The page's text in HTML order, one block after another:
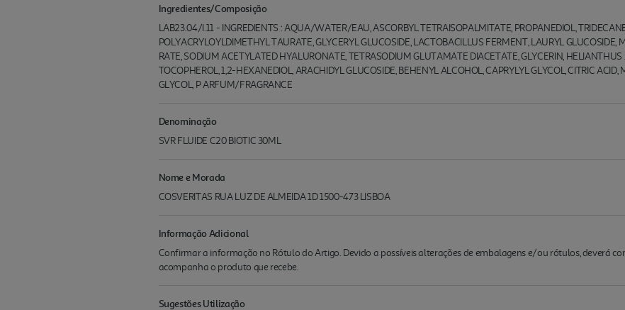
Ingredientes/Composição
LAB23.04/I.11 - INGREDIENTS : AQUA/WATER/EAU, ASCORBYL TETRAISOPALMITATE, PROPANEDIOL,
POLYACRYLOYLDIMETHYL TAURATE, GLYCERYL GLUCOSIDE, LACTOBACILLUS FERMENT, LAURYL GLUCOSIDE,
RATE, SODIUM ACETYLATED HYALURONATE, TETRASODIUM GLUTAMATE DIACETATE, GLYCERIN,
TOCOPHEROL, 1,2-HEXANEDIOL, ARACHIDYL GLUCOSIDE, BEHENYL ALCOHOL, CAPRYLYL GLYCOL, CITRIC ACID,
GLYCOL, P ARFUM/FRAGRANCE
Denominação
SVR FLUIDE C20 BIOTIC 30ML
Nome e Morada
COSVERITAS RUA LUZ DE ALMEIDA 1D 1500-473 LISBOA
Informação Adicional
Confirmar a informação no Rótulo do Artigo. Devido a possíveis alterações de embalagens e/ou rótulos, deverá
acompanha o produto que recebe.
Sugestões Utilização